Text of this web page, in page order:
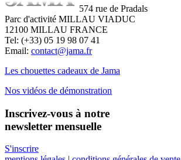
574 rue de Pradals
Parc d'activité MILLAU VIADUC
12100 MILLAU FRANCE
Tel: (+33) 05 19 98 07 41
Email: contact@jama.fr
Les chouettes cadeaux de Jama
Nos vidéos de démonstration
Inscrivez-vous à notre
newsletter mensuelle
S'inscrire